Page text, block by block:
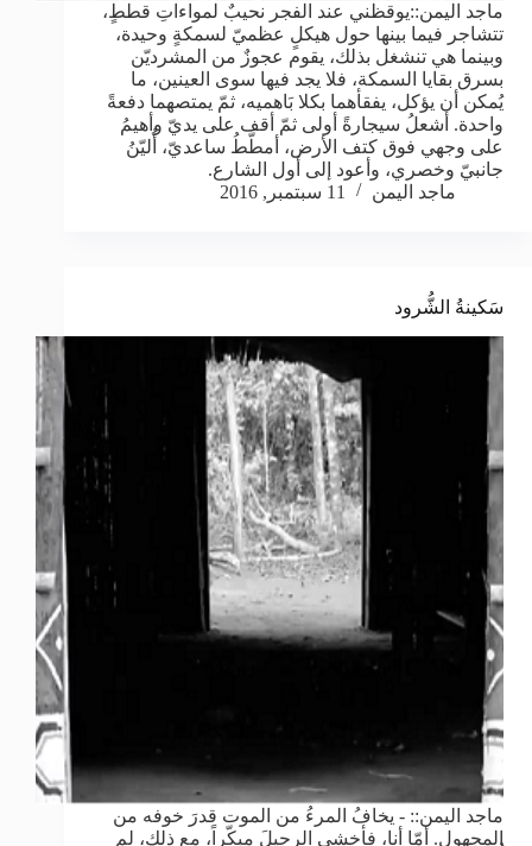
ماجد اليمن::يوقظني عند الفجر نحيبٌ لمواءاتِ قططٍ،
تتشاجر فيما بينها حول هيكلٍ عظميّ لسمكةٍ وحيدة،
وبينما هي تنشغل بذلك، يقوم عجوزٌ من المشرديّن
بسرق بقايا السمكة، فلا يجد فيها سوى العينين، ما
يُمكن أن يؤكل، يفقأهما بكلا بَاهميه، ثمّ يمتصهما دفعةً
واحدة. أشعلُ سيجارةً أولى ثمّ أقف على يديّ وأهيمُ
على وجهي فوق كتف الأرض، أمطّطُ ساعديّ، أُليّنُ
جانبيّ وخصري، وأعود إلى أول الشارع.
ماجد اليمن
11 سبتمبر, 2016
سَكينةُ الشُّرود
ماجد اليمن:: - يخافُ المرءُ من الموت قدرَ خوفه من
المجهول. أمّا أنا، فأخشى الرحيلَ مبكّراً، مع ذلك، لم